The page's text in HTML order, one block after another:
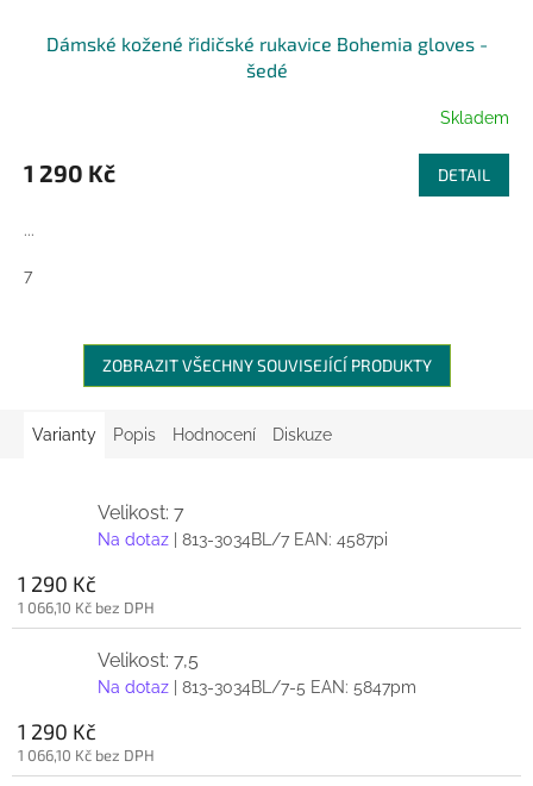
Dámské kožené řidičské rukavice Bohemia gloves -
šedé
Skladem
1 290 Kč DETAIL
...
7
ZOBRAZIT VŠECHNY SOUVISEJÍCÍ PRODUKTY
Varianty Popis Hodnocení Diskuze
Velikost: 7
Na dotaz | 813-3034BL/7 EAN: 4587pi
1 290 Kč
1 066,10 Kč bez DPH
Velikost: 7,5
Na dotaz | 813-3034BL/7-5 EAN: 5847pm
1 290 Kč
1 066,10 Kč bez DPH